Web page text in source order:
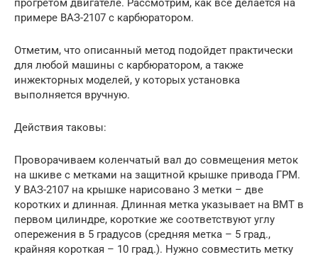
прогретом двигателе. Рассмотрим, как все делается на
примере ВАЗ-2107 с карбюратором.
Отметим, что описанный метод подойдет практически
для любой машины с карбюратором, а также
инжекторных моделей, у которых установка
выполняется вручную.
Действия таковы:
Проворачиваем коленчатый вал до совмещения меток
на шкиве с метками на защитной крышке привода ГРМ.
У ВАЗ-2107 на крышке нарисовано 3 метки – две
коротких и длинная. Длинная метка указывает на ВМТ в
первом цилиндре, короткие же соответствуют углу
опережения в 5 градусов (средняя метка – 5 град.,
крайняя короткая – 10 град.). Нужно совместить метку